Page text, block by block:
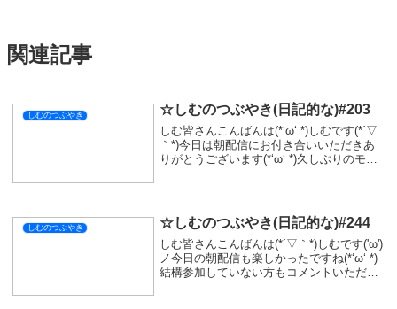
関連記事
しむのつぶやき ☆しむのつぶやき(日記的な)#203
しむ皆さんこんばんは(*‘ω‘ *)しむです(*´▽
｀*)今日は朝配信にお付き合いいただきあ
りがとうございます(*‘ω‘ *)久しぶりのモン
しむのつぶやき ☆しむのつぶやき(日記的な)#244
しむ皆さんこんばんは(*´▽｀*)しむです('ω')
ノ今日の朝配信も楽しかったですね(*‘ω‘ *)
結構参加していない方もコメントいただけ